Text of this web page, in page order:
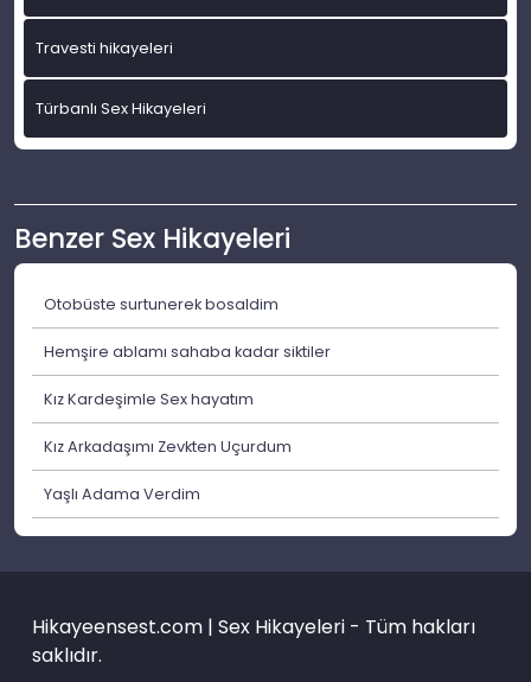
Travesti hikayeleri
Türbanlı Sex Hikayeleri
Benzer Sex Hikayeleri
Otobüste surtunerek bosaldim
Hemşire ablamı sahaba kadar siktiler
Kız Kardeşimle Sex hayatım
Kız Arkadaşımı Zevkten Uçurdum
Yaşlı Adama Verdim
Hikayeensest.com | Sex Hikayeleri - Tüm hakları
saklıdır.